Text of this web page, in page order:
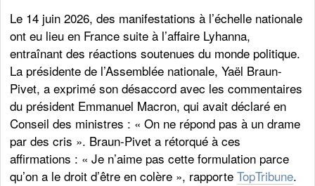
Le 14 juin 2026, des manifestations à l’échelle nationale
ont eu lieu en France suite à l’affaire Lyhanna,
entraînant des réactions soutenues du monde politique.
La présidente de l’Assemblée nationale, Yaël Braun-
Pivet, a exprimé son désaccord avec les commentaires
du président Emmanuel Macron, qui avait déclaré en
Conseil des ministres : « On ne répond pas à un drame
par des cris ». Braun-Pivet a rétorqué à ces
affirmations : « Je n’aime pas cette formulation parce
qu’on a le droit d’être en colère », rapporteTopTribune.